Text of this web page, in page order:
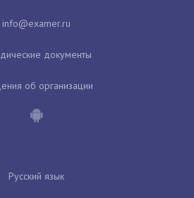
документы
об организации
Русский язык